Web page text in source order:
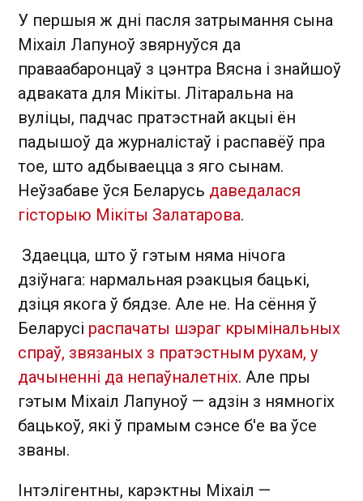
У першыя ж дні пасля затрымання сына
Міхаіл Лапуноў звярнуўся да
праваабаронцаў з цэнтра Вясна і знайшоў
адваката для Мікіты. Літаральна на
вуліцы, падчас пратэстнай акцыі ён
падышоў да журналістаў і распавёў пра
тое, што адбываецца з яго сынам.
Неўзабаве ўся Беларусь даведалася
гісторыю Мікіты Залатарова.
Здаецца, што ў гэтым няма нічога
дзіўнага: нармальная рэакцыя бацькі,
дзіця якога ў бядзе. Але не. На сёння ў
Беларусі распачаты шэраг крымінальных
спраў, звязаных з пратэстным рухам, у
дачыненні да непаўналетніх. Але пры
гэтым Міхаіл Лапуноў — адзін з нямногіх
бацькоў, які ў прамым сэнсе б'е ва ўсе
званы.
Інтэлігентны, карэктны Міхаіл —